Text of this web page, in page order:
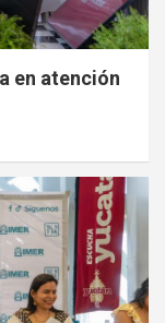
en atención